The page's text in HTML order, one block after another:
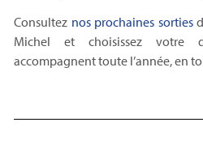
Consultez nos prochaines sorties
Michel et choisissez votre
accompagnent toute l’année, en